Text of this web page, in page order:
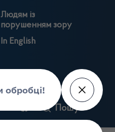
Людям із
порушенням зору
In English
Пошук